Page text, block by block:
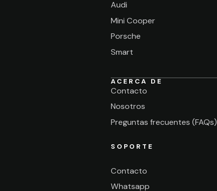
Audi
Mini Cooper
Porsche
Smart
ACERCA DE
Contacto
Nosotros
Preguntas frecuentes (FAQs)
SOPORTE
Contacto
Whatsapp